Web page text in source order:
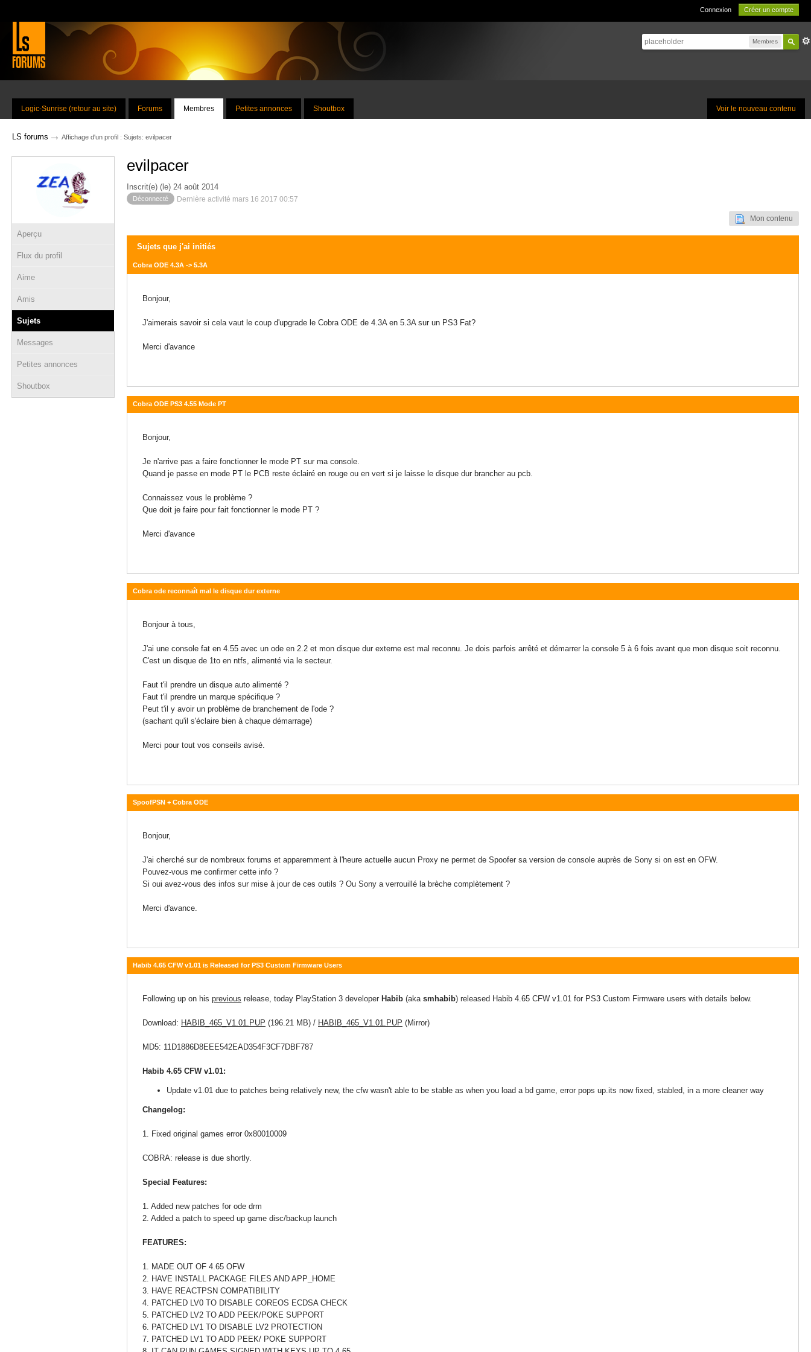
Connexion Créer un compte
Membres
Voir le nouveau contenu
Logic-Sunrise (retour au site) Forums Membres Petites annonces Shoutbox
LS forums → Affichage d'un profil : Sujets: evilpacer
Aperçu
Flux du profil
Aime
Amis
Sujets
Messages
Petites annonces
Shoutbox
evilpacer
Inscrit(e) (le) 24 août 2014
Déconnecté Dernière activité mars 16 2017 00:57
Mon contenu
Sujets que j'ai initiés
Cobra ODE 4.3A -> 5.3A
Bonjour,
J'aimerais savoir si cela vaut le coup d'upgrade le Cobra ODE de 4.3A en 5.3A sur un PS3 Fat?
Merci d'avance
Cobra ODE PS3 4.55 Mode PT
Bonjour,
Je n'arrive pas a faire fonctionner le mode PT sur ma console.
Quand je passe en mode PT le PCB reste éclairé en rouge ou en vert si je laisse le disque dur brancher au pcb.
Connaissez vous le problème ?
Que doit je faire pour fait fonctionner le mode PT ?
Merci d'avance
Cobra ode reconnaît mal le disque dur externe
Bonjour à tous,
J'ai une console fat en 4.55 avec un ode en 2.2 et mon disque dur externe est mal reconnu. Je dois parfois arrêté et démarrer la console 5 à 6 fois avant que mon disque soit reconnu.
C'est un disque de 1to en ntfs, alimenté via le secteur.
Faut t'il prendre un disque auto alimenté ?
Faut t'il prendre un marque spécifique ?
Peut t'il y avoir un problème de branchement de l'ode ?
(sachant qu'il s'éclaire bien à chaque démarrage)
Merci pour tout vos conseils avisé.
SpoofPSN + Cobra ODE
Bonjour,
J'ai cherché sur de nombreux forums et apparemment à l'heure actuelle aucun Proxy ne permet de Spoofer sa version de console auprès de Sony si on est en OFW.
Pouvez-vous me confirmer cette info ?
Si oui avez-vous des infos sur mise à jour de ces outils ? Ou Sony a verrouillé la brèche complètement ?
Merci d'avance.
Habib 4.65 CFW v1.01 is Released for PS3 Custom Firmware Users
Following up on his previous release, today PlayStation 3 developer Habib (aka smhabib) released Habib 4.65 CFW v1.01 for PS3 Custom Firmware users with details below.
Download: HABIB_465_V1.01.PUP (196.21 MB) / HABIB_465_V1.01.PUP (Mirror)
MD5: 11D1886D8EEE542EAD354F3CF7DBF787
Habib 4.65 CFW v1.01:
Update v1.01 due to patches being relatively new, the cfw wasn't able to be stable as when you load a bd game, error pops up.its now fixed, stabled, in a more cleaner way
Changelog:
1. Fixed original games error 0x80010009
COBRA: release is due shortly.
Special Features:
1. Added new patches for ode drm
2. Added a patch to speed up game disc/backup launch
FEATURES:
1. MADE OUT OF 4.65 OFW
2. HAVE INSTALL PACKAGE FILES AND APP_HOME
3. HAVE REACTPSN COMPATIBILITY
4. PATCHED LV0 TO DISABLE COREOS ECDSA CHECK
5. PATCHED LV2 TO ADD PEEK/POKE SUPPORT
6. PATCHED LV1 TO DISABLE LV2 PROTECTION
7. PATCHED LV1 TO ADD PEEK/ POKE SUPPORT